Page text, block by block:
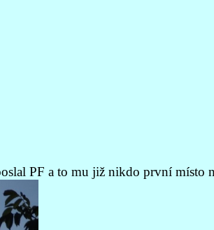
PF a to mu již nikdo první místo